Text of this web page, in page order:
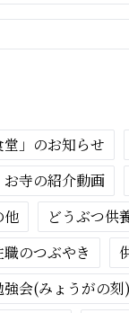
堂」のお知らせ
お寺の紹介動画
他 どうぶつ供
職のつぶやき
強会(みょうがの刻)